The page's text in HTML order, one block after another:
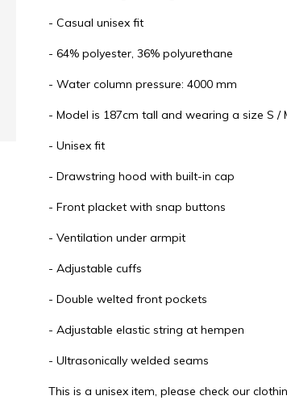
- Casual unisex fit
- 64% polyester, 36% polyurethane
- Water column pressure: 4000 mm
- Model is 187cm tall and wearing a size S /
- Unisex fit
- Drawstring hood with built-in cap
- Front placket with snap buttons
- Ventilation under armpit
- Adjustable cuffs
- Double welted front pockets
- Adjustable elastic string at hempen
- Ultrasonically welded seams
This is a unisex item, please check our